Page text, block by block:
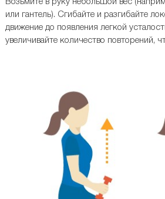
Возьмите в руку небольшой вес
или гантель). Сгибайте и разгибайте
движение до появления легкой
увеличивайте количество повторений,